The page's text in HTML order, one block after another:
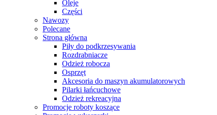
Oleje
Części
Nawozy
Polecane
Strona główna
Piły do podkrzesywania
Rozdrabniacze
Odzież robocza
Osprzęt
Akcesoria do maszyn akumulatorowych
Pilarki łańcuchowe
Odzież rekreacyjna
Promocje roboty koszące